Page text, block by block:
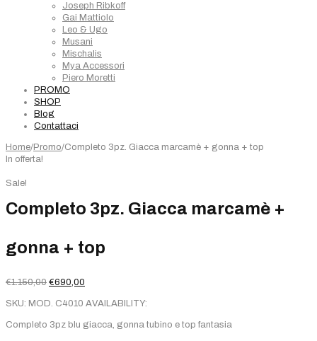
Joseph Ribkoff
Gai Mattiolo
Leo & Ugo
Musani
Mischalis
Mya Accessori
Piero Moretti
PROMO
SHOP
Blog
Contattaci
Home/Promo/Completo 3pz. Giacca marcamè + gonna + top
In offerta!
Sale!
Completo 3pz. Giacca marcamè +
gonna + top
€1.150,00 Il
originale
€1.150,00.
€690,00
attuale
€690,00.
SKU: MOD. C4010 AVAILABILITY:
Completo 3pz blu giacca, gonna tubino e top fantasia